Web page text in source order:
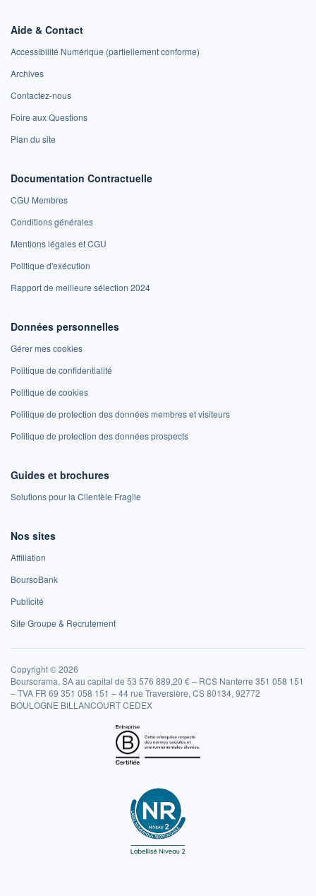
Aide & Contact
Accessibilité Numérique (partiellement conforme)
Archives
Contactez-nous
Foire aux Questions
Plan du site
Documentation Contractuelle
CGU Membres
Conditions générales
Mentions légales et CGU
Politique d'exécution
Rapport de meilleure sélection 2024
Données personnelles
Gérer mes cookies
Politique de confidentialité
Politique de cookies
Politique de protection des données membres et visiteurs
Politique de protection des données prospects
Guides et brochures
Solutions pour la Clientèle Fragile
Nos sites
Affiliation
BoursoBank
Publicité
Site Groupe & Recrutement
Copyright © 2026
Boursorama, SA au capital de 53 576 889,20 € – RCS Nanterre 351 058 151
– TVA FR 69 351 058 151 – 44 rue Traversière, CS 80134, 92772
BOULOGNE BILLANCOURT CEDEX